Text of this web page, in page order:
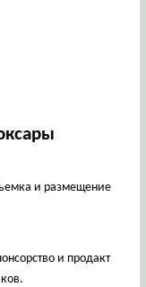
и размещение
и продакт